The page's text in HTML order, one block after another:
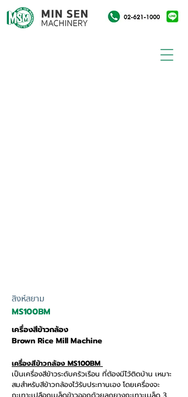
สิงห์สยาม
MS100BM
เครื่องสีข้าวกล้อง
Brown Rice Mill Machine
เครื่องสีข้าวกล้อง MS100BM
เป็นเครื่องสีข้าวระดับครัวเรือน ที่ต้องมีไว้ติดบ้าน เหมาะ
สมสำหรับสีข้าวกล้องไว้รับประทานเอง โดยเครื่องจะ